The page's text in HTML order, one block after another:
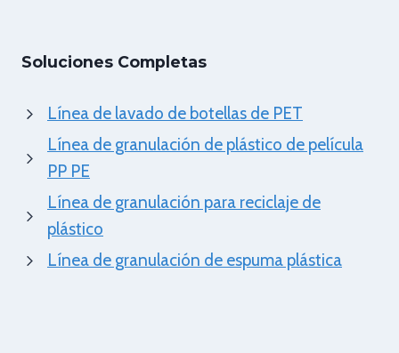
Soluciones Completas
Línea de lavado de botellas de PET
Línea de granulación de plástico de película
PP PE
Línea de granulación para reciclaje de
plástico
Línea de granulación de espuma plástica